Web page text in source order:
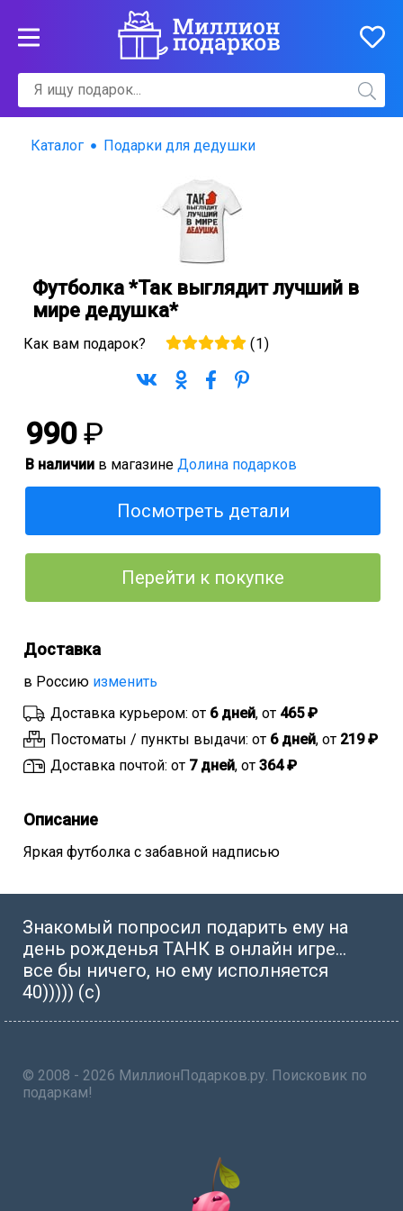
Каталог Подарки для дедушки
Футболка *Так выглядит лучший в
мире дедушка*
Как вам подарок? (1)
990 ₽
В наличии в магазине Долина подарков
Посмотреть детали
Перейти к покупке
Доставка
в Россию изменить
Доставка курьером: от 6 дней, от 465 ₽
Постоматы / пункты выдачи: от 6 дней, от 219 ₽
Доставка почтой: от 7 дней, от 364 ₽
Описание
Яркая футболка с забавной надписью
Знакомый попросил подарить ему на
день рожденья ТАНК в онлайн игре…
все бы ничего, но ему исполняется
40))))) (с)
© 2008 - 2026 МиллионПодарков.ру. Поисковик по
подаркам!